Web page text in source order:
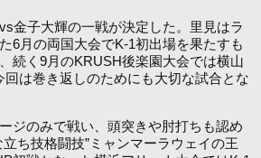
金子大輝の一戦が決定した。里見はラ
6月の両国大会でK-1初出場を果たすも
続く9月のKRUSH後楽園大会では横山
は巻き返しのためにも大切な試合とな
ジのみで戦い、頭突きや肘打ちも認め
ち技格闘技”ミャンマーラウェイの王